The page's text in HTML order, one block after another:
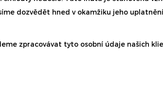
dozvědět hned v okamžiku jeho
zpracovávat tyto osobní údaje našich